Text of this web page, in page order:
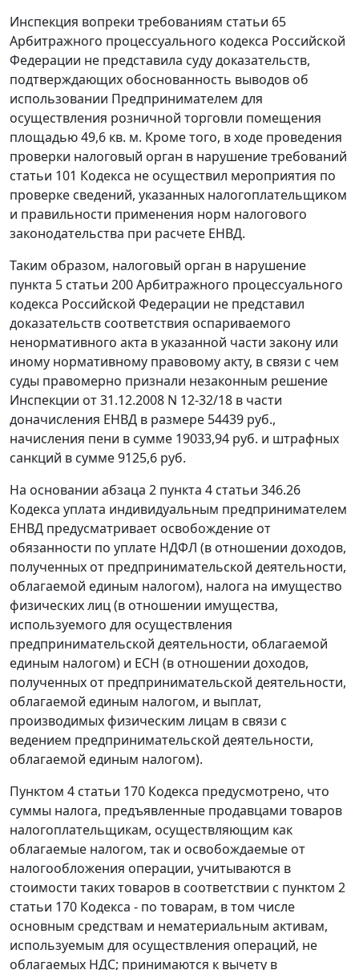
Инспекция вопреки требованиям статьи 65
Арбитражного процессуального кодекса Российской
Федерации не представила суду доказательств,
подтверждающих обоснованность выводов об
использовании Предпринимателем для
осуществления розничной торговли помещения
площадью 49,6 кв. м. Кроме того, в ходе проведения
проверки налоговый орган в нарушение требований
статьи 101 Кодекса не осуществил мероприятия по
проверке сведений, указанных налогоплательщиком
и правильности применения норм налогового
законодательства при расчете ЕНВД.
Таким образом, налоговый орган в нарушение
пункта 5 статьи 200Арбитражного процессуального
кодекса Российской Федерации не представил
доказательств соответствия оспариваемого
ненормативного акта в указанной части закону или
иному нормативному правовому акту, в связи с чем
суды правомерно признали незаконным решение
Инспекции от 31.12.2008 N 12-32/18 в части
доначисления ЕНВД в размере 54439 руб.,
начисления пени в сумме 19033,94 руб. и штрафных
санкций в сумме 9125,6 руб.
На основании абзаца 2 пункта 4 статьи 346.26
Кодекса уплата индивидуальным предпринимателем
ЕНВД предусматривает освобождение от
обязанности по уплате НДФЛ (в отношении доходов,
полученных от предпринимательской деятельности,
облагаемой единым налогом), налога на имущество
физических лиц (в отношении имущества,
используемого для осуществления
предпринимательской деятельности, облагаемой
единым налогом) и ЕСН (в отношении доходов,
полученных от предпринимательской деятельности,
облагаемой единым налогом, и выплат,
производимых физическим лицам в связи с
ведением предпринимательской деятельности,
облагаемой единым налогом).
Пунктом 4 статьи 170 Кодекса предусмотрено, что
суммы налога, предъявленные продавцами товаров
налогоплательщикам, осуществляющим как
облагаемые налогом, так и освобождаемые от
налогообложения операции, учитываются в
стоимости таких товаров в соответствии с пунктом 2
статьи 170 Кодекса - по товарам, в том числе
основным средствам и нематериальным активам,
используемым для осуществления операций, не
облагаемых НДС; принимаются к вычету в